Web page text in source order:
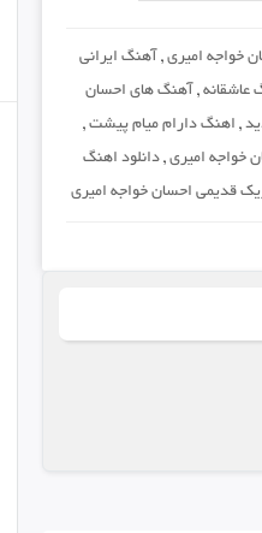
خواجه امیری , آهنگ ایرانی
عاشقانه, آهنگ های احسان
, اهنگ دارام میام پیشت ,
خواجه امیری ,دانلود اهنگ
قدیمی احسان خواجه امیری